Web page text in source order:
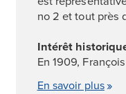
no 2 et tout près
Intérêt
En 1909,
En savoir plus